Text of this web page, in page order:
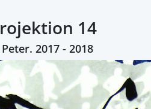
14
2017 - 2018